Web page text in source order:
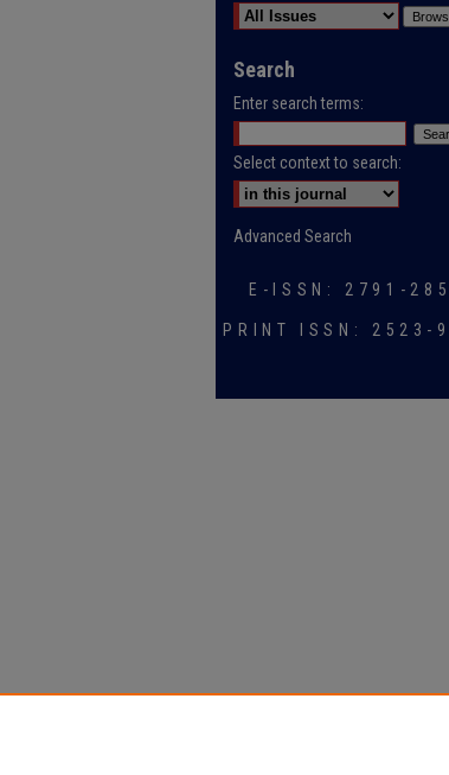
Search
Enter search terms:
Select context to search:
Advanced Search
E-ISSN: 2791-
PRINT ISSN: 2523-